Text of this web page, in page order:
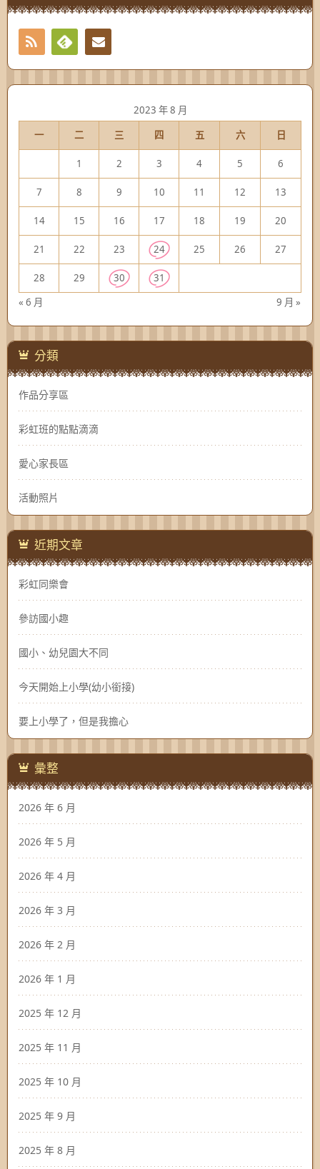
RSS
Feedly
2023 年 8 月
一
二 三 四 五 六 日
« 6 月 9 月 »
1 2 3 4 5 6
7 8 9 10 11 12 13
14 15 16 17 18 19 20
21 22 23 24 25 26 27
28 29 30 31
分類
作品分享區
彩虹班的點點滴滴
愛心家長區
活動照片
近期文章
彩虹同樂會
參訪國小趣
國小、幼兒園大不同
今天開始上小學(幼小銜接)
要上小學了，但是我擔心
彙整
2026 年 6 月
2026 年 5 月
2026 年 4 月
2026 年 3 月
2026 年 2 月
2026 年 1 月
2025 年 12 月
2025 年 11 月
2025 年 10 月
2025 年 9 月
2025 年 8 月